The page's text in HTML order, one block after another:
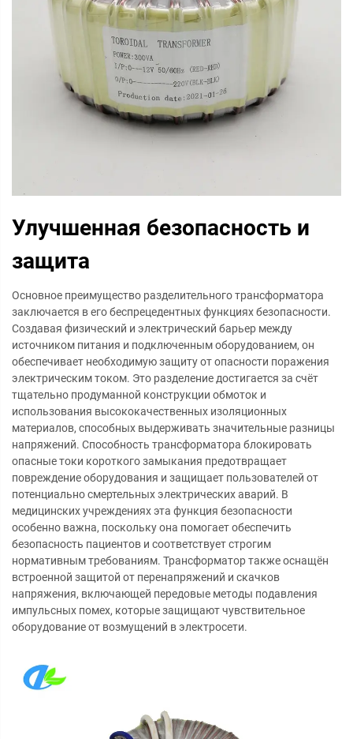
Улучшенная безопасность и
защита
Основное преимущество разделительного трансформатора
заключается в его беспрецедентных функциях безопасности.
Создавая физический и электрический барьер между
источником питания и подключенным оборудованием, он
обеспечивает необходимую защиту от опасности поражения
электрическим током. Это разделение достигается за счёт
тщательно продуманной конструкции обмоток и
использования высококачественных изоляционных
материалов, способных выдерживать значительные разницы
напряжений. Способность трансформатора блокировать
опасные токи короткого замыкания предотвращает
повреждение оборудования и защищает пользователей от
потенциально смертельных электрических аварий. В
медицинских учреждениях эта функция безопасности
особенно важна, поскольку она помогает обеспечить
безопасность пациентов и соответствует строгим
нормативным требованиям. Трансформатор также оснащён
встроенной защитой от перенапряжений и скачков
напряжения, включающей передовые методы подавления
импульсных помех, которые защищают чувствительное
оборудование от возмущений в электросети.